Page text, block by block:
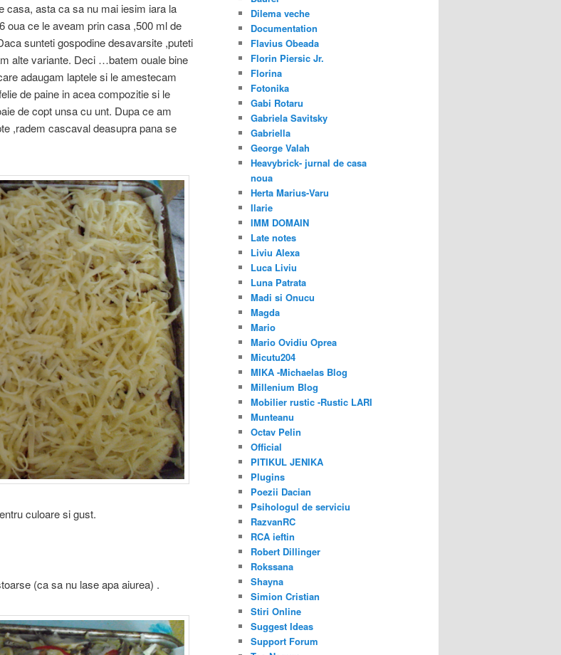
casa, asta ca sa nu mai iesim iara la
oua ce le aveam prin casa ,500 ml de
sunteti gospodine desavarsite ,puteti
alte variante. Deci …batem ouale bine
adaugam laptele si le amestecam
de paine in acea compozitie si le
de copt unsa cu unt. Dupa ce am
,radem cascaval deasupra pana se
culoare si gust.
(ca sa nu lase apa aiurea) .
Dilema veche
Documentation
Flavius Obeada
Florin Piersic Jr.
Florina
Fotonika
Gabi Rotaru
Gabriela Savitsky
Gabriella
George Valah
Heavybrick- jurnal de casa
noua
Herta Marius-Varu
Ilarie
IMM DOMAIN
Late notes
Liviu Alexa
Luca Liviu
Luna Patrata
Madi si Onucu
Magda
Mario
Mario Ovidiu Oprea
Micutu204
MIKA -Michaelas Blog
Millenium Blog
Mobilier rustic -Rustic LARI
Munteanu
Octav Pelin
Official
PITIKUL JENIKA
Plugins
Poezii Dacian
Psihologul de serviciu
RazvanRC
RCA ieftin
Robert Dillinger
Rokssana
Shayna
Simion Cristian
Stiri Online
Suggest Ideas
Support Forum